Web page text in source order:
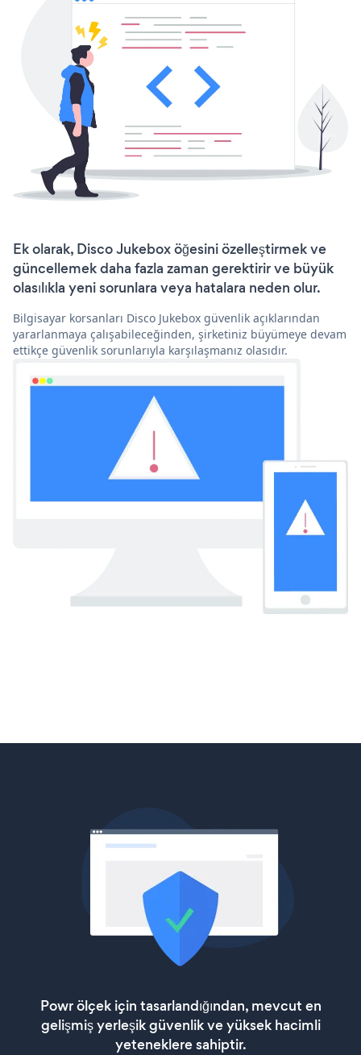
Ek olarak, Disco Jukebox öğesini özelleştirmek ve
güncellemek daha fazla zaman gerektirir ve büyük
olasılıkla yeni sorunlara veya hatalara neden olur.
Bilgisayar korsanları Disco Jukebox güvenlik açıklarından
yararlanmaya çalışabileceğinden, şirketiniz büyümeye devam
ettikçe güvenlik sorunlarıyla karşılaşmanız olasıdır.
Powr ölçek için tasarlandığından, mevcut en
gelişmiş yerleşik güvenlik ve yüksek hacimli
yeteneklere sahiptir.